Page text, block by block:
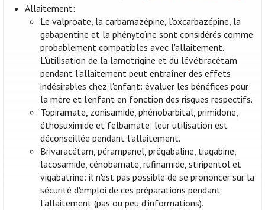
Allaitement:
Le valproate, la carbamazépine, l'oxcarbazépine, la
gabapentine et la phénytoïne sont considérés comme
probablement compatibles avec l'allaitement.
L'utilisation de la lamotrigine et du lévétiracétam
pendant l'allaitement peut entraîner des effets
indésirables chez l'enfant: évaluer les bénéfices pour
la mère et l'enfant en fonction des risques respectifs.
Topiramate, zonisamide, phénobarbital, primidone,
éthosuximide et felbamate: leur utilisation est
déconseillée pendant l'allaitement.
Brivaracétam, pérampanel, prégabaline, tiagabine,
lacosamide, cénobamate, rufinamide, stiripentol et
vigabatrine: il n'est pas possible de se prononcer sur la
sécurité d'emploi de ces préparations pendant
l'allaitement (pas ou peu d’informations).